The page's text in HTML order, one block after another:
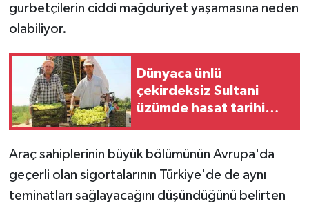
gurbetçilerin ciddi mağduriyet yaşamasına neden
olabiliyor.
Dünyaca ünlü
çekirdeksiz Sultani
üzümde hasat tarihi
Araç sahiplerinin büyük bölümünün Avrupa'da
geçerli olan sigortalarının Türkiye'de de aynı
teminatları sağlayacağını düşündüğünü belirten